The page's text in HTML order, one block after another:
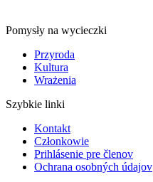
Pomysły na wycieczki
Przyroda
Kultura
Wrażenia
Szybkie linki
Kontakt
Członkowie
Prihlásenie pre členov
Ochrana osobných údajov